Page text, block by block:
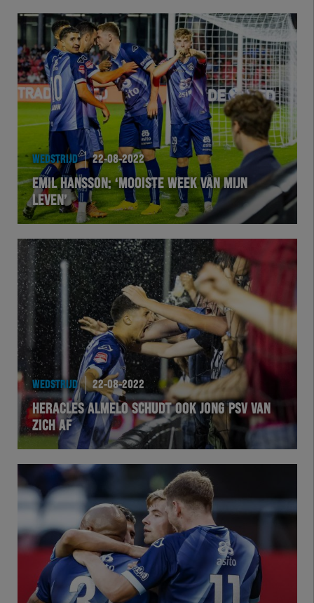
VVVHER
TELHER
HERVOL
HEREXC
EXCHER
VOLHER
HERTEL
Natuurgras
Wedstrijd
Heracles
BusinessClub
Foundation
Herakids
Team Zwart Wit
Futsal
eSports
WEDSTRIJD 22-08-2022
EMIL HANSSON: ‘MOOISTE WEEK VAN MIJN
LEVEN’
WEDSTRIJD 22-08-2022
HERACLES ALMELO SCHUDT OOK JONG PSV VAN
ZICH AF